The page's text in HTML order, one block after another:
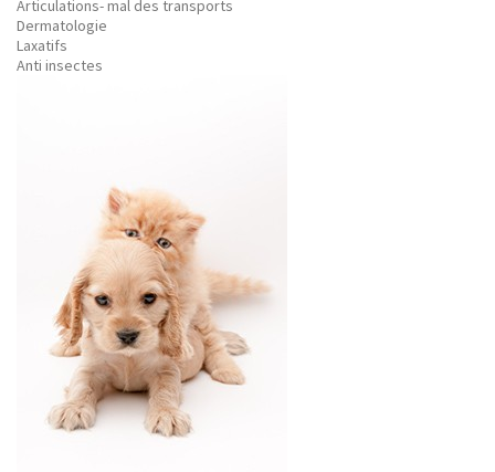
Articulations- mal des transports
Dermatologie
Laxatifs
Anti insectes